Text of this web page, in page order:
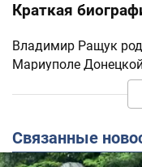
Краткая
Владимир Ращук
Мариуполе
В школьные годы
спорта по вольной
Связанные